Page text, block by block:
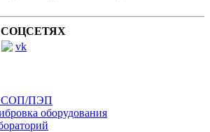
СОП/ПЭП
оборудования